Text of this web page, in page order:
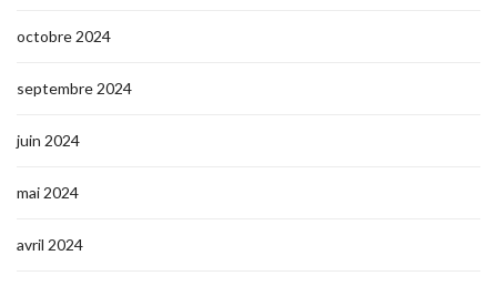
octobre 2024
septembre 2024
juin 2024
mai 2024
avril 2024